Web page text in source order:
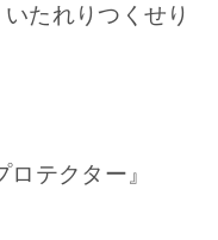
たれりつくせり
テクター』